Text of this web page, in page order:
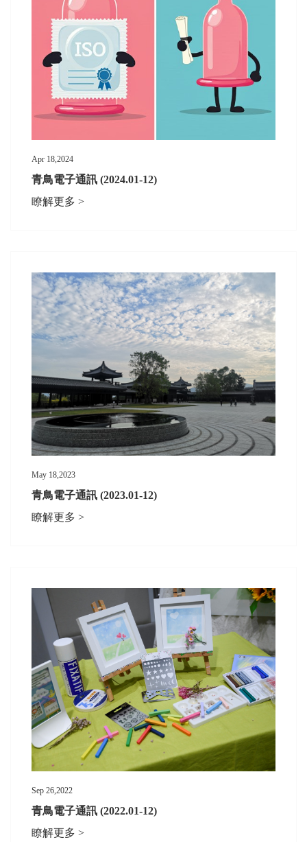
Apr 18,2024
青鳥電子通訊 (2024.01-12)
瞭解更多 >
May 18,2023
青鳥電子通訊 (2023.01-12)
瞭解更多 >
Sep 26,2022
青鳥電子通訊 (2022.01-12)
瞭解更多 >